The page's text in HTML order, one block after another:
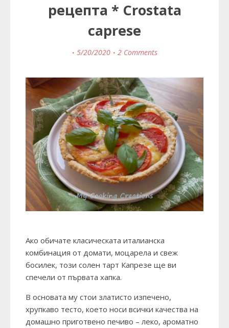
рецепта * Crostata
caprese
5/20/2020 2 Comments
Ако обичате класическата италианска
комбинация от домати, моцарела и свеж
босилек, този солен тарт Капрезе ще ви
спечели от първата хапка.
В основата му стои златисто изпечено,
хрупкаво тесто, което носи всички качества на
домашно приготвено печиво – леко, ароматно